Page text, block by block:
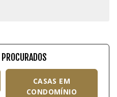
CASAS EM
CONDOMÍNIO